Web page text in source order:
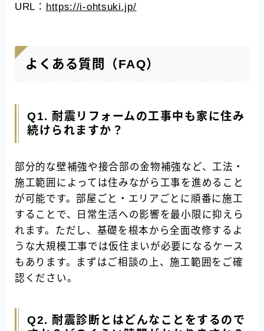
URL： https://i-ohtsuki.jp/
よくある質問（FAQ）
Q1. 耐震リフォームの工事中も家に住み
続けられますか？
部分的な壁補強や接合部の金物補強など、工法・
施工範囲によっては住みながら工事を進めること
が可能です。部屋ごと・エリアごとに順番に施工
することで、日常生活への影響を最小限に抑えら
れます。ただし、基礎を根本から全面改修するよ
うな大規模工事では仮住まいが必要になるケース
もあります。まずはご相談の上、施工範囲をご確
認ください。
Q2. 耐震診断とはどんなことをするので